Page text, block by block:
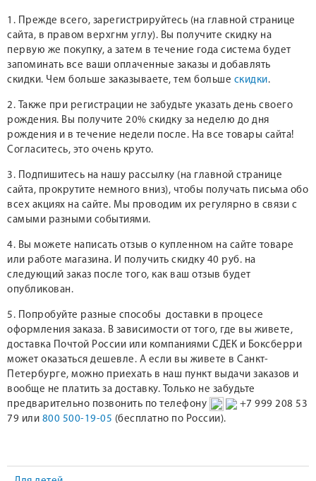
1. Прежде всего, зарегистрируйтесь (на главной странице
сайта, в правом верхгнм углу). Вы получите скидку на
первую же покупку, а затем в течение года система будет
запоминать все ваши оплаченные заказы и добавлять
скидки. Чем больше заказываете, тем больше скидки.
2. Также при регистрации не забудьте указать день своего
рождения. Вы получите 20% скидку за неделю до дня
рождения и в течение недели после. На все товары сайта!
Согласитесь, это очень круто.
3. Подпишитесь на нашу рассылку (на главной странице
сайта, прокрутите немного вниз), чтобы получать письма обо
всех акциях на сайте. Мы проводим их регулярно в связи с
самыми разными событиями.
4. Вы можете написать отзыв о купленном на сайте товаре
или работе магазина. И получить скидку 40 руб. на
следующий заказ после того, как ваш отзыв будет
опубликован.
5. Попробуйте разные способы доставки в процесе
оформления заказа. В зависимости от того, где вы живете,
доставка Почтой России или компаниями СДЕК и Боксберри
может оказаться дешевле. А если вы живете в Санкт-
Петербурге, можно приехать в наш пункт выдачи заказов и
вообще не платить за доставку. Только не забудьте
предварительно позвонить по телефону
+7 999 208 53
79 или 800 500-19-05 (бесплатно по России).